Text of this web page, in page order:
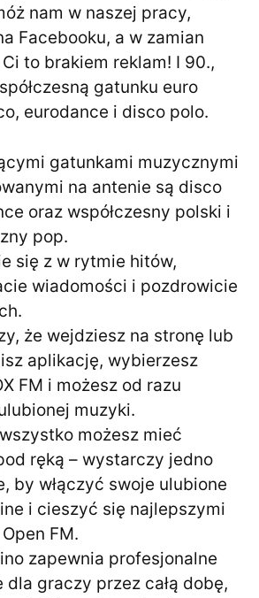
nam w naszej pracy,
Facebooku, a w zamian
to brakiem reklam! I 90.,
gatunku euro
eurodance i disco polo.
gatunkami muzycznymi
na antenie są disco
oraz współczesny polski i
pop.
się z w rytmie hitów,
wiadomości i pozdrowicie
że wejdziesz na stronę lub
aplikację, wybierzesz
FM i możesz od razu
muzyki.
możesz mieć
ręką – wystarczy jedno
by włączyć swoje ulubione
i cieszyć się najlepszymi
FM.
zapewnia profesjonalne
dla graczy przez całą dobę,